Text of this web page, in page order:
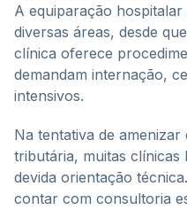
A equiparação
diversas áreas, desde
clínica oferece
demandam internação,
intensivos.
Na tentativa de
tributária, muitas clínicas
devida orientação
contar com consultoria